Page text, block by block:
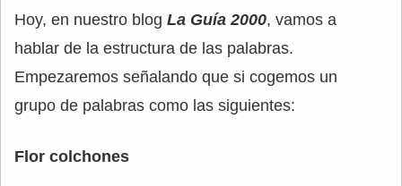
Hoy, en nuestro blog La Guía 2000, vamos a
hablar de la estructura de las palabras.
Empezaremos señalando que si cogemos un
grupo de palabras como las siguientes:
Flor colchones